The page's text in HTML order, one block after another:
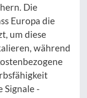
Die
Europa die
um diese
während
Signale -